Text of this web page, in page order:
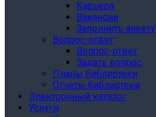
Карьера
Вакансии
Заполнить анкету
Вопрос-ответ
Вопрос-ответ
Задать вопрос
Планы библиотеки
Отчеты библиотеки
Электронный каталог
Услуги